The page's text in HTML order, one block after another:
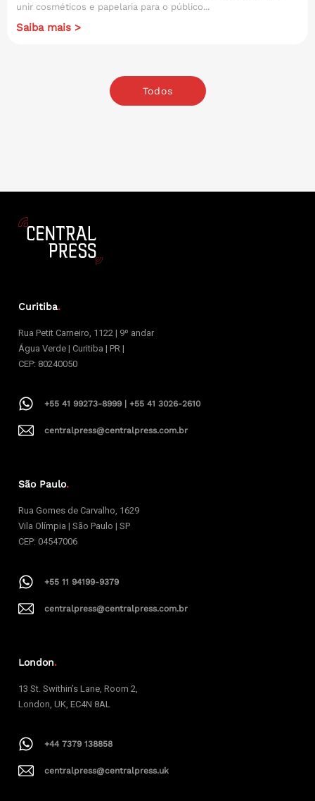
unir cosméticos e papelaria para o público...
Saiba mais >
Todos
Curitiba.
Rua Petit Carneiro, 1122 | 9º andar
Água Verde | Curitiba | PR |
CEP: 80240050
+55 41 99273-8999 | +55 41 3026-2610
centralpress@centralpress.com.br
São Paulo.
Rua Gomes de Carvalho, 1629
Vila Olímpia | São Paulo | SP
CEP: 04547006
+55 11 94199-9379
centralpress@centralpress.com.br
London.
13 St. Swithin’s Lane, Room 2,
London, UK, EC4N 8AL
+44 7379 138858
centralpress@centralpress.uk